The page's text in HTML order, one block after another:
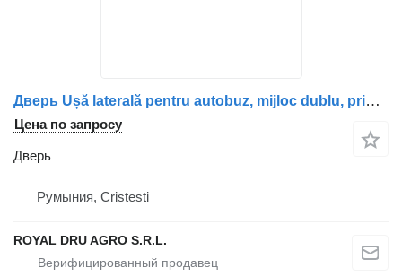
Дверь Ușă laterală pentru autobuz, mijloc dublu, prima jumătate для грузовика Volvo 22110375
Цена по запросу
Дверь
Румыния, Cristesti
ROYAL DRU AGRO S.R.L.